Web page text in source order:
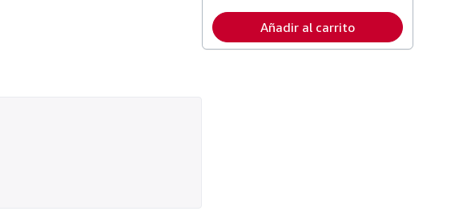
envío
Añadir al carrito